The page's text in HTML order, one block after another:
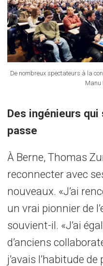
De nombreux spectateurs à la
Manu
Des ingénieurs
passe
À Berne, Thomas
reconnecter avec
nouveaux. «J’ai
un vrai pionnier de
souvient-il. «J’ai
d’anciens
j’avais l’habitude